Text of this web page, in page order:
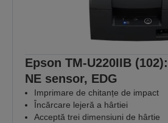
Epson TM-U220IIB
NE sensor, EDG
Imprimare de chitanțe de impact
Încărcare lejeră a hârtiei
Acceptă trei dimensiuni de hârtie